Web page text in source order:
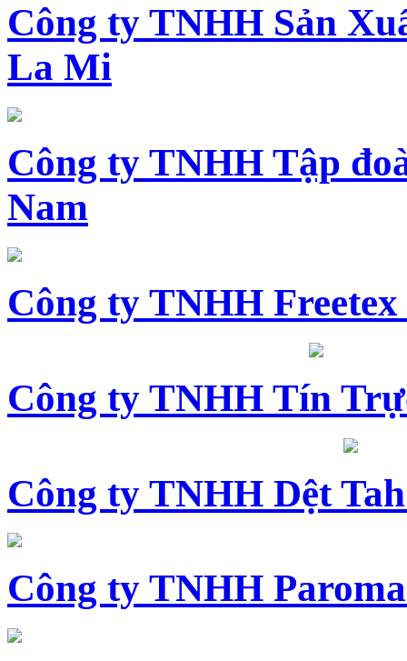
Công ty TNHH Sản
La Mi
Công ty TNHH Tập
Nam
Công ty TNHH
Công ty TNHH Tín
Công ty TNHH Dệt
Công ty TNHH